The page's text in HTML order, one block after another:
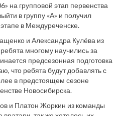
на групповой этап первенства
в группу «А» и получил
в Междуреченске.
и Александра Кулёва из
многому научились за
предсезонная подготовка
что ребята будут добавлять с
в предстоящем сезоне
Новосибирска.
и Платон Жоркин из команды